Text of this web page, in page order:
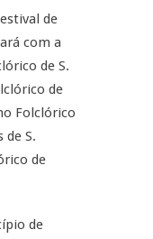
de
com a
de S.
de
Folclórico
de S.
de
de